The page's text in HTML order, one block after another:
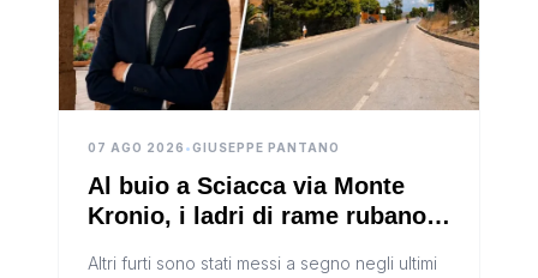
07 AGO 2026 •GIUSEPPE PANTANO
Al buio a Sciacca via Monte
Kronio, i ladri di rame rubano
Altri furti sono stati messi a segno negli ultimi